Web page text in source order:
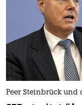
Peer Steinbrück und